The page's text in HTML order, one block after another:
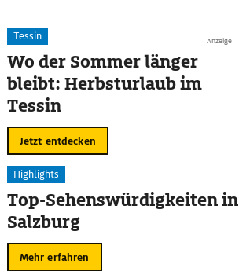
Anzeige
Tessin
Wo der Sommer länger
bleibt: Herbsturlaub im
Tessin
Jetzt entdecken
Highlights
Top-Sehenswürdigkeiten in
Salzburg
Mehr erfahren